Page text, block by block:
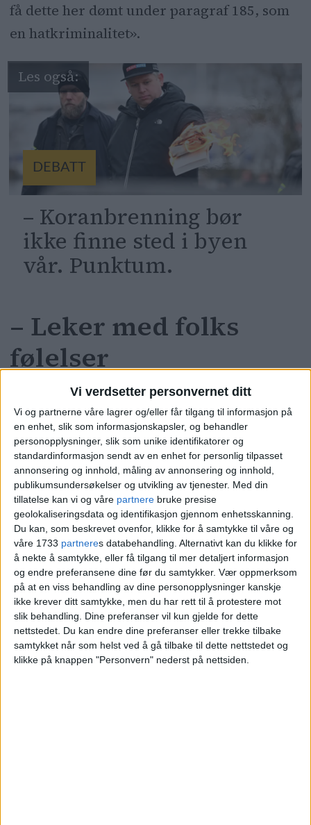
Vi verdsetter personvernet ditt
Vi og partnerne våre lagrer og/eller får tilgang til informasjon på
en enhet, slik som informasjonskapsler, og behandler
personopplysninger, slik som unike identifikatorer og
standardinformasjon sendt av en enhet for personlig tilpasset
annonsering og innhold, måling av annonsering og innhold,
publikumsundersøkelser og utvikling av tjenester. Med din
tillatelse kan vi og våre partnere bruke presise
geolokaliseringsdata og identifikasjon gjennom enhetsskanning.
Du kan, som beskrevet ovenfor, klikke for å samtykke til våre og
våre 1733 partneres databehandling. Alternativt kan du klikke for
å nekte å samtykke, eller få tilgang til mer detaljert informasjon
og endre preferansene dine før du samtykker. Vær oppmerksom
på at en viss behandling av dine personopplysninger kanskje
ikke krever ditt samtykke, men du har rett til å protestere mot
slik behandling. Dine preferanser vil kun gjelde for dette
nettstedet. Du kan endre dine preferanser eller trekke tilbake
samtykket når som helst ved å gå tilbake til dette nettstedet og
klikke på knappen "Personvern" nederst på nettsiden.
få dette her dømt under paragraf 185, som
en hatkriminalitet».
DEBATT
– Koranbrenning bør
ikke finne sted i byen
vår. Punktum.
– Leker med folks
følelser
– Jeg reagerer sterkt på at Partiet Sentrum
leker med folks følelser og lover ting de vet
de ikke kan gjennomføre. De fremstiller seg
som det eneste partiet som er mot
koranbrenning. Det skaper et inntrykk av
at andre partier er for, sier Johansen, som
mener dette er farlig og skaper hat og
splittelse.
– Lippestad har et ansvar for hva hans
representanter sier og hvordan de blir
oppfattet, sier Johansen.